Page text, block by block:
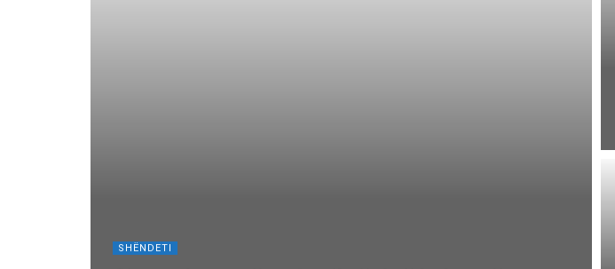
SHËNDETI